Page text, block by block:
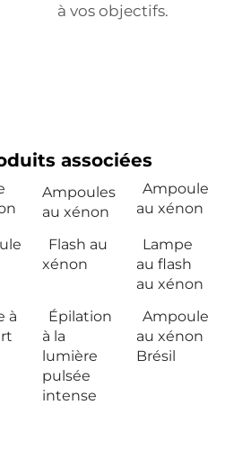
à vos objectifs.
associées
Ampoules
au xénon
Ampoule
au xénon
Flash au
xénon
Lampe
au flash
au xénon
à
Épilation
à la
lumière
pulsée
intense
Ampoule
au xénon
Brésil